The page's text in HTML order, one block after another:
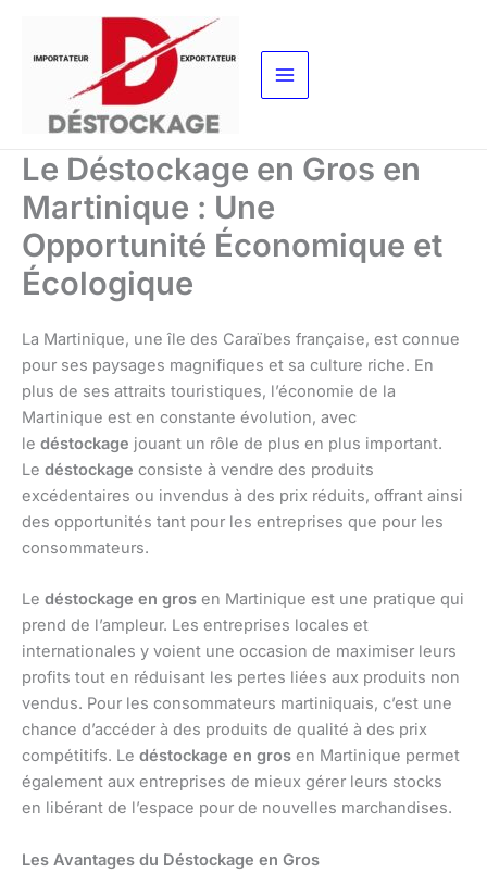
contenu
Le Déstockage en Gros en
Martinique : Une
Opportunité Économique et
Écologique
La Martinique, une île des Caraïbes française, est connue
pour ses paysages magnifiques et sa culture riche. En
plus de ses attraits touristiques, l’économie de la
Martinique est en constante évolution, avec
le déstockage jouant un rôle de plus en plus important.
Le déstockage consiste à vendre des produits
excédentaires ou invendus à des prix réduits, offrant ainsi
des opportunités tant pour les entreprises que pour les
consommateurs.
Le déstockage en gros en Martinique est une pratique qui
prend de l’ampleur. Les entreprises locales et
internationales y voient une occasion de maximiser leurs
profits tout en réduisant les pertes liées aux produits non
vendus. Pour les consommateurs martiniquais, c’est une
chance d’accéder à des produits de qualité à des prix
compétitifs. Le déstockage en gros en Martinique permet
également aux entreprises de mieux gérer leurs stocks
en libérant de l’espace pour de nouvelles marchandises.
Les Avantages du Déstockage en Gros